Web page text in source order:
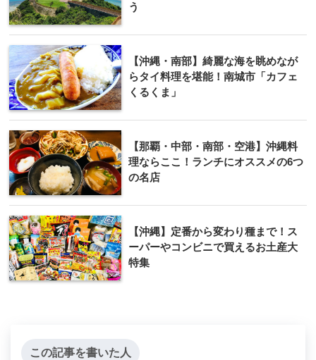
う
【沖縄・南部】綺麗な海を眺めなが
らタイ料理を堪能！南城市「カフェ
くるくま」
【那覇・中部・南部・空港】沖縄料
理ならここ！ランチにオススメの6つ
の名店
【沖縄】定番から変わり種まで！ス
ーパーやコンビニで買えるお土産大
特集
この記事を書いた人